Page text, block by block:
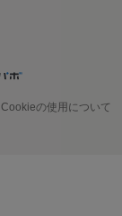
Cookieの使用について